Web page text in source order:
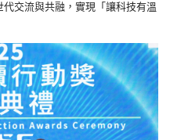
交流與共融，實現「讓科技有溫